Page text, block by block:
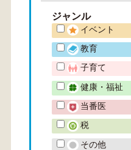
ジャンル
イベント
教育
子育て
健康・福祉
当番医
税
その他